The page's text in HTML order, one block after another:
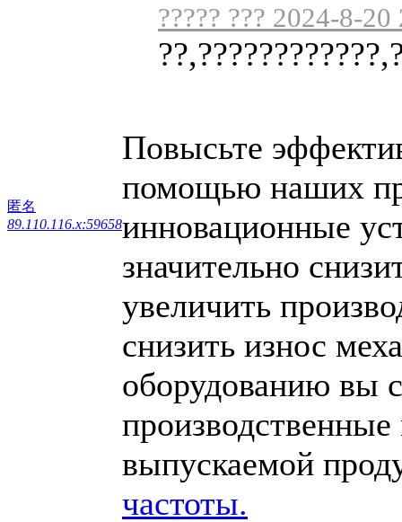
匿名
89.110.116.x:59658
????? ??? 2024-8-
Повысьте
помощью наших
инновационные
значительно
увеличить
снизить износ
оборудованию вы
выпускаемой
частоты.